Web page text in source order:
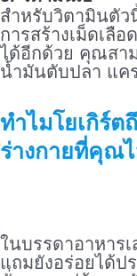
สำหรับวิตามินตัว
การสร้างเม็ดเลื
ได้อีกด้วย คุณสา
น้ำมันตับปลา แค
ทำไมโยเกิร์ต
ร่างกายที่คุณ
ในบรรดาอาหาร
แถมยังอร่อยได้ป